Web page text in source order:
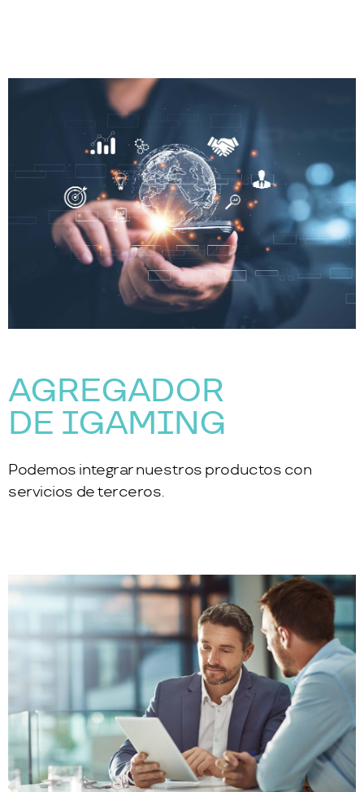
AGREGADOR
DE IGAMING
Podemos integrar nuestros productos con
servicios de terceros.